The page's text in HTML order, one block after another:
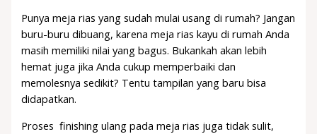
Punya meja rias yang sudah mulai usang di rumah? Jangan
buru-buru dibuang, karena meja rias kayu di rumah Anda
masih memiliki nilai yang bagus. Bukankah akan lebih
hemat juga jika Anda cukup memperbaiki dan
memolesnya sedikit? Tentu tampilan yang baru bisa
didapatkan.
Proses finishing ulang pada meja rias juga tidak sulit,